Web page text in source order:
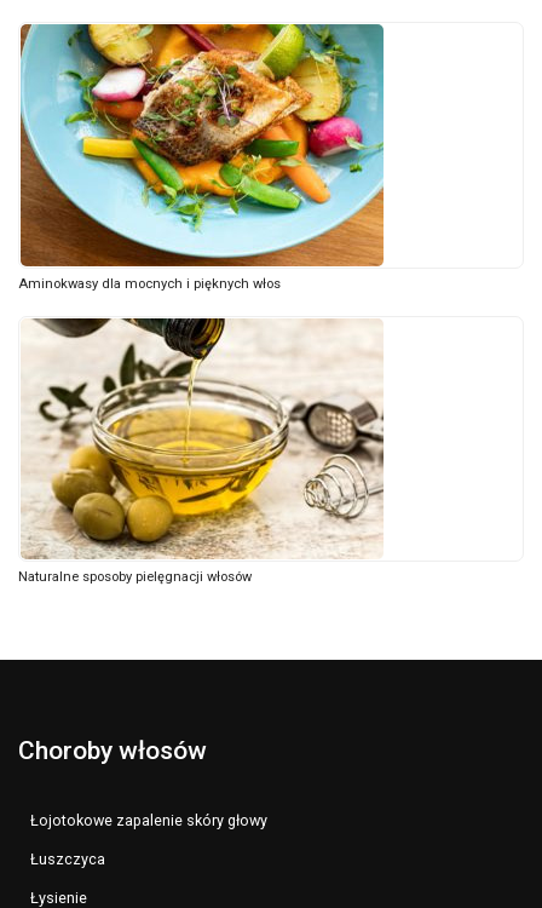
Aminokwasy dla mocnych i pięknych włos
Naturalne sposoby pielęgnacji włosów
Choroby włosów
Łojotokowe zapalenie skóry głowy
Łuszczyca
Łysienie